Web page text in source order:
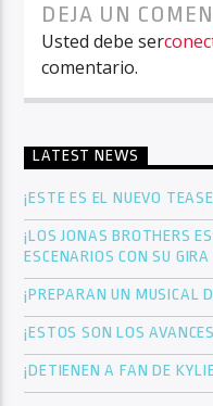
DEJA UN
Usted debe ser
comentario.
LATEST NEWS
¡ESTE ES EL NUEVO
¡LOS JONAS BROTHERS
ESCENARIOS CON SU
¡PREPARAN UN MUSICAL
¡ESTOS SON LOS
¡DETIENEN A FAN DE